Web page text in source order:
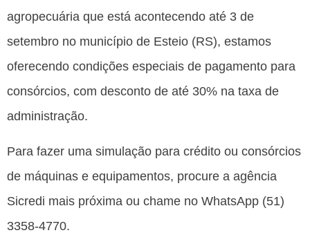
agropecuária que está acontecendo até 3 de
setembro no município de Esteio (RS), estamos
oferecendo condições especiais de pagamento para
consórcios, com desconto de até 30% na taxa de
administração.
Para fazer uma simulação para crédito ou consórcios
de máquinas e equipamentos, procure a agência
Sicredi mais próxima ou chame no WhatsApp (51)
3358-4770.